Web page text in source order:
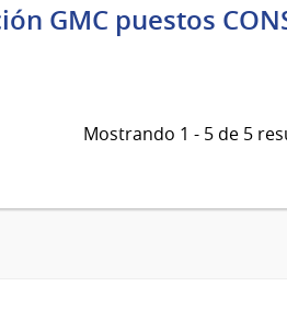
GMC puestos
Mostrando 1 - 5 de 5